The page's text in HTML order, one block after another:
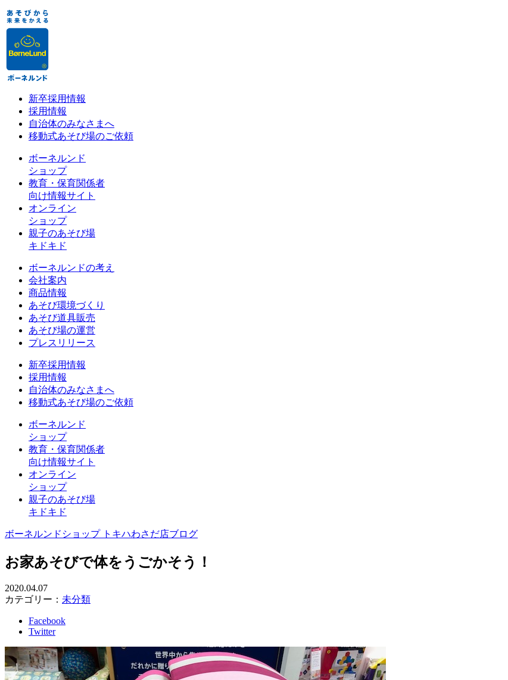
新卒採用情報
採用情報
自治体のみなさまへ
移動式あそび場のご依頼
ボーネルンド
ショップ
教育・保育関係者
向け情報サイト
オンライン
ショップ
親子のあそび場
キドキド
ボーネルンドの考え
会社案内
商品情報
あそび環境づくり
あそび道具販売
あそび場の運営
プレスリリース
新卒採用情報
採用情報
自治体のみなさまへ
移動式あそび場のご依頼
ボーネルンド
ショップ
教育・保育関係者
向け情報サイト
オンライン
ショップ
親子のあそび場
キドキド
ボーネルンドショップ トキハわさだ店ブログ
お家あそびで体をうごかそう！
2020.04.07
カテゴリー： 未分類
Facebook
Twitter